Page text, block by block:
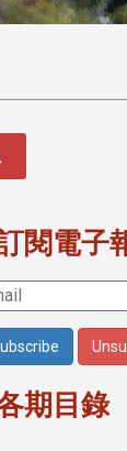
閱電子
期目錄